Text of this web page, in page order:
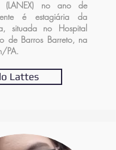
(LANEX) no ano de
é estagiária da
situada no Hospital
de Barros Barreto, na
PA.
Lattes